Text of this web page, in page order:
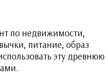
по недвижимости,
питание, образ
эту древнюю